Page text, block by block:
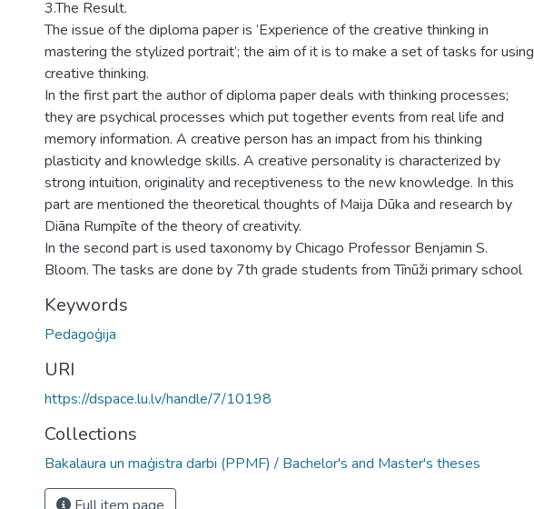
3.The Result.
The issue of the diploma paper is ‘Experience of the creative thinking in
mastering the stylized portrait’; the aim of it is to make a set of tasks for using
creative thinking.
In the first part the author of diploma paper deals with thinking processes;
they are psychical processes which put together events from real life and
memory information. A creative person has an impact from his thinking
plasticity and knowledge skills. A creative personality is characterized by
strong intuition, originality and receptiveness to the new knowledge. In this
part are mentioned the theoretical thoughts of Maija Dūka and research by
Diāna Rumpīte of the theory of creativity.
In the second part is used taxonomy by Chicago Professor Benjamin S.
Bloom. The tasks are done by 7th grade students from Tīnūži primary school
Keywords
Pedagoģija
URI
https://dspace.lu.lv/handle/7/10198
Collections
Bakalaura un maģistra darbi (PPMF) / Bachelor's and Master's theses